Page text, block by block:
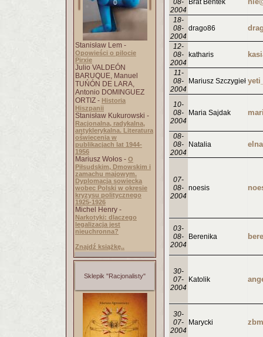
Stanisław Lem -
Opowieści o pilocie
Pirxie
Julio VALDEÓN
BARUQUE, Manuel
TUŃÓN DE LARA,
Antonio DOMINGUEZ
ORTIZ - Historia
Hiszpanii
Stanisław Kukurowski -
Racjonalna, radykalna,
antyklerykalna. Literatura
oświecenia w
publikacjach lat 1944-
1956
Mariusz Wołos - O
Piłsudskim, Dmowskim i
zamachu majowym.
Dyplomacja sowiecka
wobec Polski w okresie
kryzysu politycznego
1925-1926
Michel Henry -
Narkotyki: dlaczego
legalizacja jest
nieuchronna?
Znajdź książkę..
Sklepik "Racjonalisty"
08-
2004
Brat Bentek
18-
08-
2004
drago86
12-
08-
2004
katharis
11-
08-
2004
Mariusz Szczygieł
10-
08-
2004
Maria Sajdak
08-
08-
2004
Natalia
07-
08-
2004
noesis
03-
08-
2004
Berenika
30-
07-
2004
Katolik
30-
07-
2004
Marycki